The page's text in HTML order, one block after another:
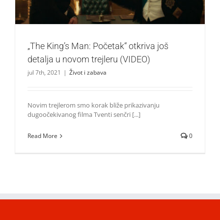
„The King’s Man: Početak“ otkriva još
detalja u novom trejleru (VIDEO)
jul 7th, 2021 | Život i zabava
Novim trejlerom smo korak bliže prikazivanju
dugoočekivanog filma Tventi senčri [...]
Read More 0